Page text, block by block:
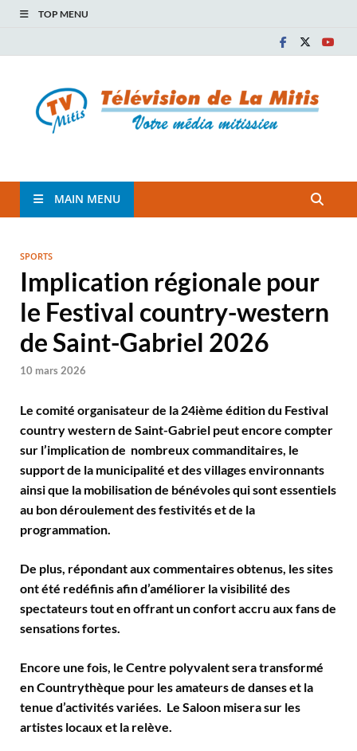
TOP MENU
TVM
MAIN MENU
SPORTS
Implication régionale pour
le Festival country-western
de Saint-Gabriel 2026
10 mars 2026
Le comité organisateur de la 24ième édition du Festival
country western de Saint-Gabriel peut encore compter
sur l’implication de nombreux commanditaires, le
support de la municipalité et des villages environnants
ainsi que la mobilisation de bénévoles qui sont essentiels
au bon déroulement des festivités et de la
programmation.
De plus, répondant aux commentaires obtenus, les sites
ont été redéfinis afin d’améliorer la visibilité des
spectateurs tout en offrant un confort accru aux fans de
sensations fortes.
Encore une fois, le Centre polyvalent sera transformé
en Countrythèque pour les amateurs de danses et la
tenue d’activités variées. Le Saloon misera sur les
artistes locaux et la relève.